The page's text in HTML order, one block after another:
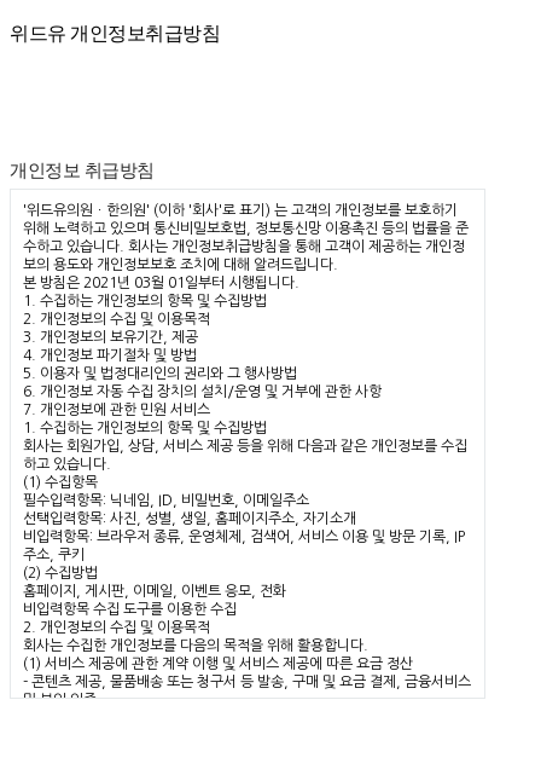
위드유 개인정보취급방침
개인정보 취급방침
'위드유의원ㆍ한의원' (이하 '회사'로 표기) 는 고객의 개인정보를 보호하기
위해 노력하고 있으며 통신비밀보호법, 정보통신망 이용촉진 등의 법률을 준
수하고 있습니다. 회사는 개인정보취급방침을 통해 고객이 제공하는 개인정
보의 용도와 개인정보보호 조치에 대해 알려드립니다.
본 방침은 2021년 03월 01일부터 시행됩니다.
1. 수집하는 개인정보의 항목 및 수집방법
2. 개인정보의 수집 및 이용목적
3. 개인정보의 보유기간, 제공
4. 개인정보 파기절차 및 방법
5. 이용자 및 법정대리인의 권리와 그 행사방법
6. 개인정보 자동 수집 장치의 설치/운영 및 거부에 관한 사항
7. 개인정보에 관한 민원 서비스
1. 수집하는 개인정보의 항목 및 수집방법
회사는 회원가입, 상담, 서비스 제공 등을 위해 다음과 같은 개인정보를 수집
하고 있습니다.
(1) 수집항목
필수입력항목: 닉네임, ID, 비밀번호, 이메일주소
선택입력항목: 사진, 성별, 생일, 홈페이지주소, 자기소개
비입력항목: 브라우저 종류, 운영체제, 검색어, 서비스 이용 및 방문 기록, IP
주소, 쿠키
(2) 수집방법
홈페이지, 게시판, 이메일, 이벤트 응모, 전화
비입력항목 수집 도구를 이용한 수집
2. 개인정보의 수집 및 이용목적
회사는 수집한 개인정보를 다음의 목적을 위해 활용합니다.
(1) 서비스 제공에 관한 계약 이행 및 서비스 제공에 따른 요금 정산
- 콘텐츠 제공, 물품배송 또는 청구서 등 발송, 구매 및 요금 결제, 금융서비스
및 본인 인증